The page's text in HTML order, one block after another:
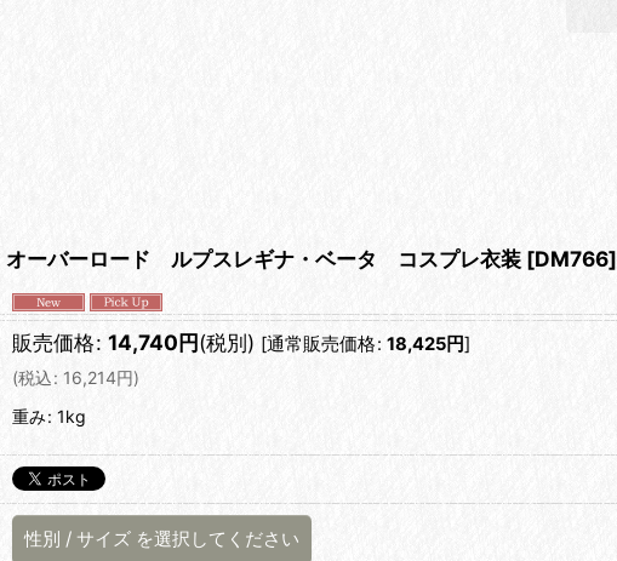
オーバーロード ルプスレギナ・ベータ コスプレ衣装 [DM766]
販売価格: 14,740円(税別) [通常販売価格: 18,425円]
(税込: 16,214円)
重み: 1kg
性別 / サイズ を選択してください